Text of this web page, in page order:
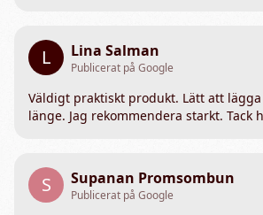
L Lina Salman
Publicerat på Google
Väldigt praktiskt produkt. Lätt att
länge. Jag rekommendera starkt. Tack
S Supanan Promsombun
Publicerat på Google